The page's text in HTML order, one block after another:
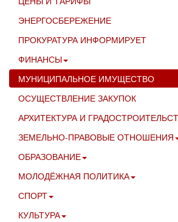
ЭНЕРГОСБЕРЕЖЕНИЕ
ПРОКУРАТУРА ИНФОРМИРУЕТ
ФИНАНСЫ
МУНИЦИПАЛЬНОЕ ИМУЩЕСТВО
ОСУЩЕСТВЛЕНИЕ ЗАКУПОК
АРХИТЕКТУРА И
ЗЕМЕЛЬНО-ПРАВОВЫЕ ОТНОШЕНИЯ
ОБРАЗОВАНИЕ
МОЛОДЁЖНАЯ ПОЛИТИКА
СПОРТ
КУЛЬТУРА